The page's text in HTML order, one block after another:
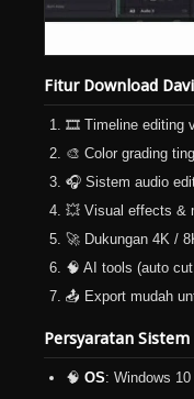
Fitur Download
🎞️ Timeline editing
🎨 Color grading
🎧 Sistem audio
💥 Visual effects &
🚀 Dukungan 4K /
🧠 AI tools (auto
📤 Export mudah
Persyaratan
🧠 OS: Windows 10